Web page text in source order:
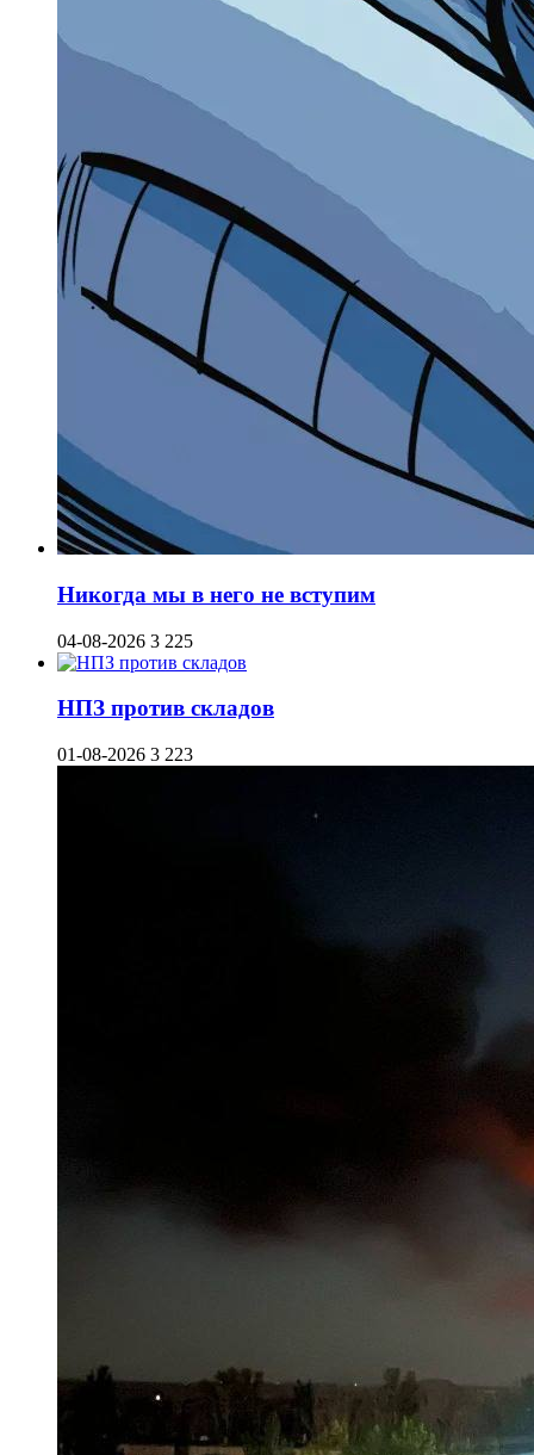
Никогда мы в него не вступим
04-08-2026 3 225
НПЗ против складов
01-08-2026 3 223